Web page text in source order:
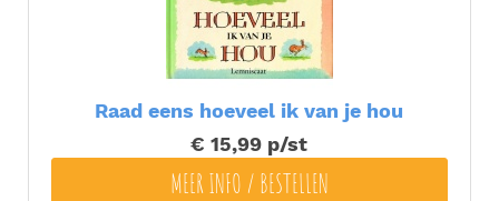
Raad eens hoeveel ik van je hou
€ 15,99 p/st
MEER INFO / BESTELLEN